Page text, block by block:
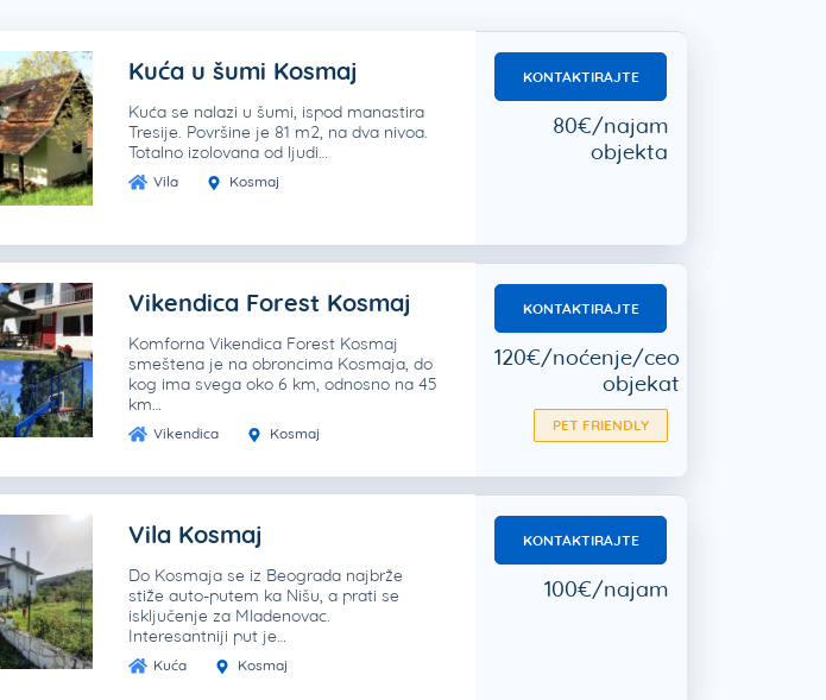
Kuća u šumi Kosmaj
Kuća se nalazi u šumi, ispod manastira
Tresije. Površine je 81 m2, na dva nivoa.
Totalno izolovana od ljudi…
Vila Kosmaj
KONTAKTIRAJTE
80€/najam
objekta
Vikendica Forest Kosmaj
Komforna Vikendica Forest Kosmaj
smeštena je na obroncima Kosmaja, do
kog ima svega oko 6 km, odnosno na 45
km…
Vikendica Kosmaj
KONTAKTIRAJTE
120€/noćenje/ceo
objekat
PET FRIENDLY
Vila Kosmaj
Do Kosmaja se iz Beograda najbrže
stiže auto-putem ka Nišu, a prati se
isključenje za Mladenovac.
Interesantniji put je…
Kuća Kosmaj
KONTAKTIRAJTE
100€/najam